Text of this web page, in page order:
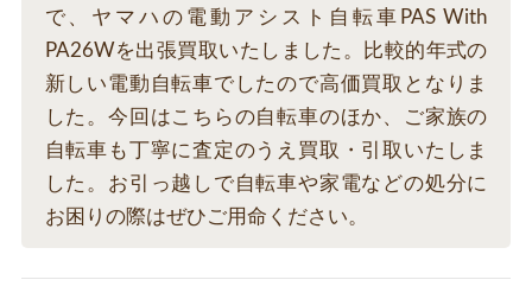
で、ヤマハの電動アシスト自転車PAS With
PA26Wを出張買取いたしました。比較的年式の
新しい電動自転車でしたので高価買取となりま
した。今回はこちらの自転車のほか、ご家族の
自転車も丁寧に査定のうえ買取・引取いたしま
した。お引っ越しで自転車や家電などの処分に
お困りの際はぜひご用命ください。